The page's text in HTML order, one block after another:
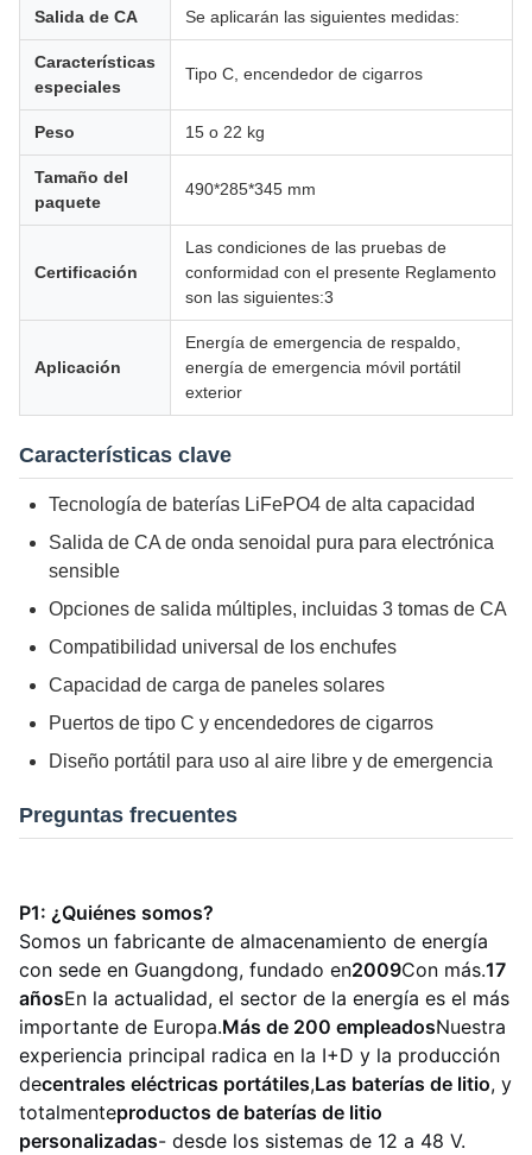
Salida de CA Se aplicarán las siguientes medidas:
Características
especiales
Tipo C, encendedor de cigarros
Peso 15 o 22 kg
Tamaño del
paquete
490*285*345 mm
Certificación
Las condiciones de las pruebas de
conformidad con el presente Reglamento
son las siguientes:3
Aplicación
Energía de emergencia de respaldo,
energía de emergencia móvil portátil
exterior
Características clave
Tecnología de baterías LiFePO4 de alta capacidad
Salida de CA de onda senoidal pura para electrónica
sensible
Opciones de salida múltiples, incluidas 3 tomas de CA
Compatibilidad universal de los enchufes
Capacidad de carga de paneles solares
Puertos de tipo C y encendedores de cigarros
Diseño portátil para uso al aire libre y de emergencia
Preguntas frecuentes
P1: ¿Quiénes somos?
Somos un fabricante de almacenamiento de energía
con sede en Guangdong, fundado en2009Con más.17
añosEn la actualidad, el sector de la energía es el más
importante de Europa.Más de 200 empleadosNuestra
experiencia principal radica en la I+D y la producción
decentrales eléctricas portátiles,Las baterías de litio, y
totalmenteproductos de baterías de litio
personalizadas- desde los sistemas de 12 a 48 V.